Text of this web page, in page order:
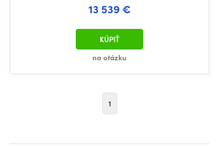
13 539 €
na otázku
KÚPIŤ
1